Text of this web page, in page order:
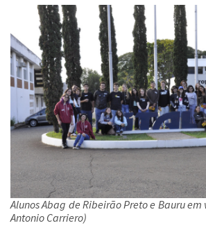
Alunos Abag de Ribeirão Preto e Bauru
Antonio Carriero)